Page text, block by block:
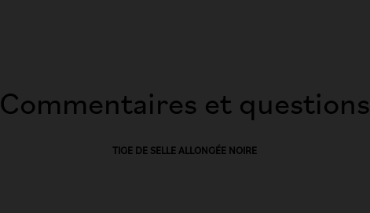
Commentaires et questions
TIGE DE SELLE ALLONGÉE NOIRE